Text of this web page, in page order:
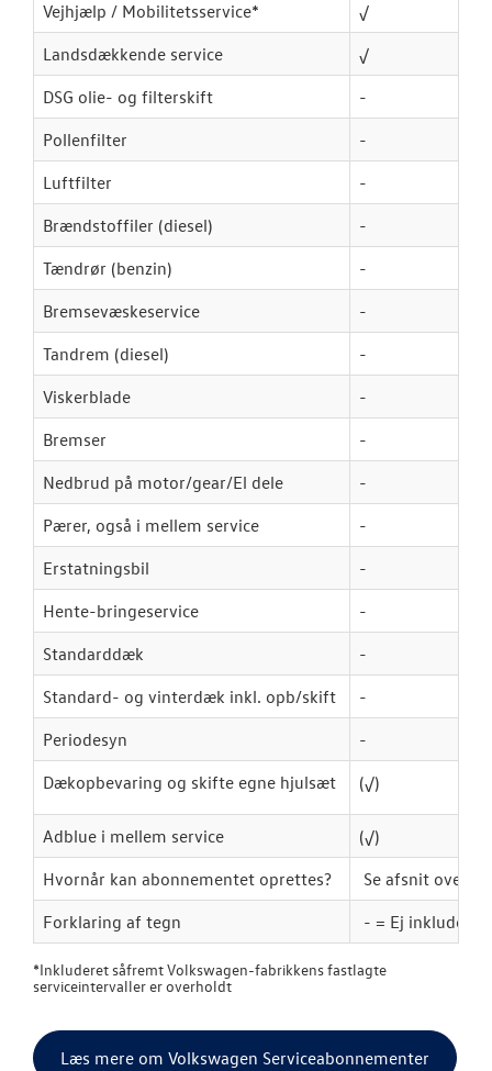
Vejhjælp / Mobilitetsservice*
√
Landsdækkende service
√
DSG olie- og filterskift
-
Pollenfilter
-
Luftfilter
-
Brændstoffiler (diesel)
-
Tændrør (benzin)
-
Bremsevæskeservice
-
Tandrem (diesel)
-
Viskerblade
-
Bremser
-
Nedbrud på motor/gear/El dele
-
Pærer, også i mellem service
-
Erstatningsbil
-
Hente-bringeservice
-
Standarddæk
-
Standard- og vinterdæk inkl. opb/skift
-
Periodesyn
-
Dækopbevaring og skifte egne hjulsæt
(√)
Adblue i mellem service (√)
Hvornår kan abonnementet oprettes?
Se afsnit
Forklaring af tegn
- = Ej inkluderet
*Inkluderet såfremt Volkswagen-fabrikkens fastlagte
serviceintervaller er overholdt
Læs mere om Volkswagen Serviceabonnementer